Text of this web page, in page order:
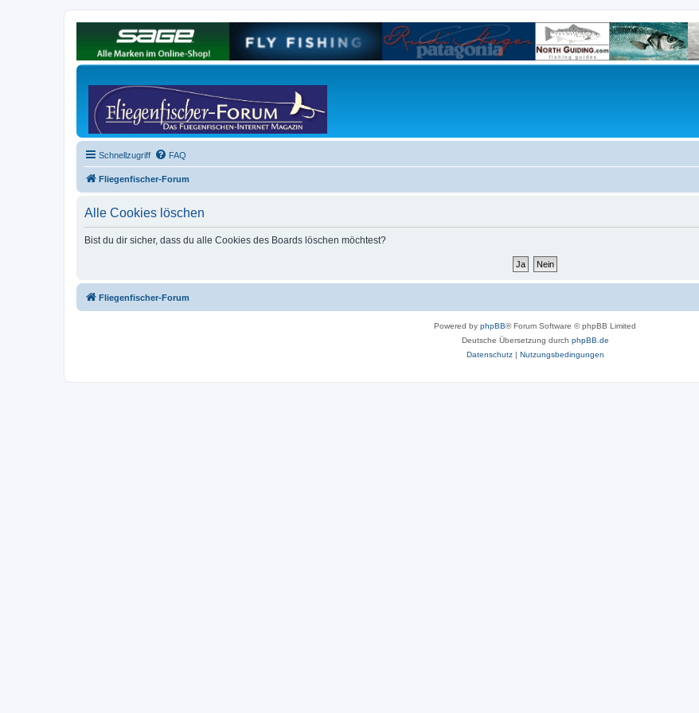
Schnellzugriff FAQ
Fliegenfischer-Forum
Alle Cookies löschen
Bist du dir sicher, dass du alle Cookies des Boards löschen möchtest?
Fliegenfischer-Forum
Powered by phpBB® Forum Software © phpBB Limited
Deutsche Übersetzung durch phpBB.de
Datenschutz| Nutzungsbedingungen